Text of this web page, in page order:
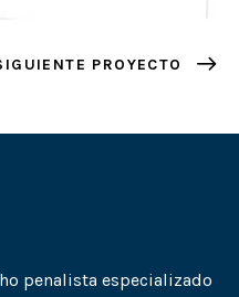
PROYECTO
penalista especializado